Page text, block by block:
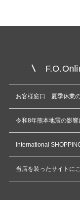
お客様窓口 夏季休業
令和8年熊本地震の影
International
当店を装ったサイトに